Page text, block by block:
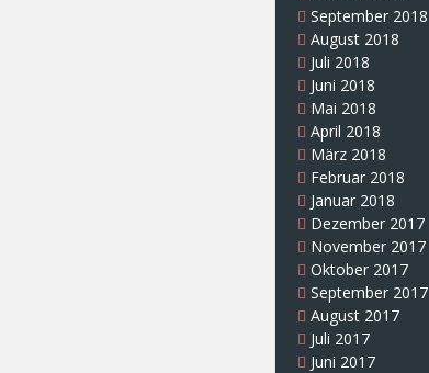
September 2018
August 2018
Juli 2018
Juni 2018
Mai 2018
April 2018
März 2018
Februar 2018
Januar 2018
Dezember 2017
November 2017
Oktober 2017
September 2017
August 2017
Juli 2017
Juni 2017